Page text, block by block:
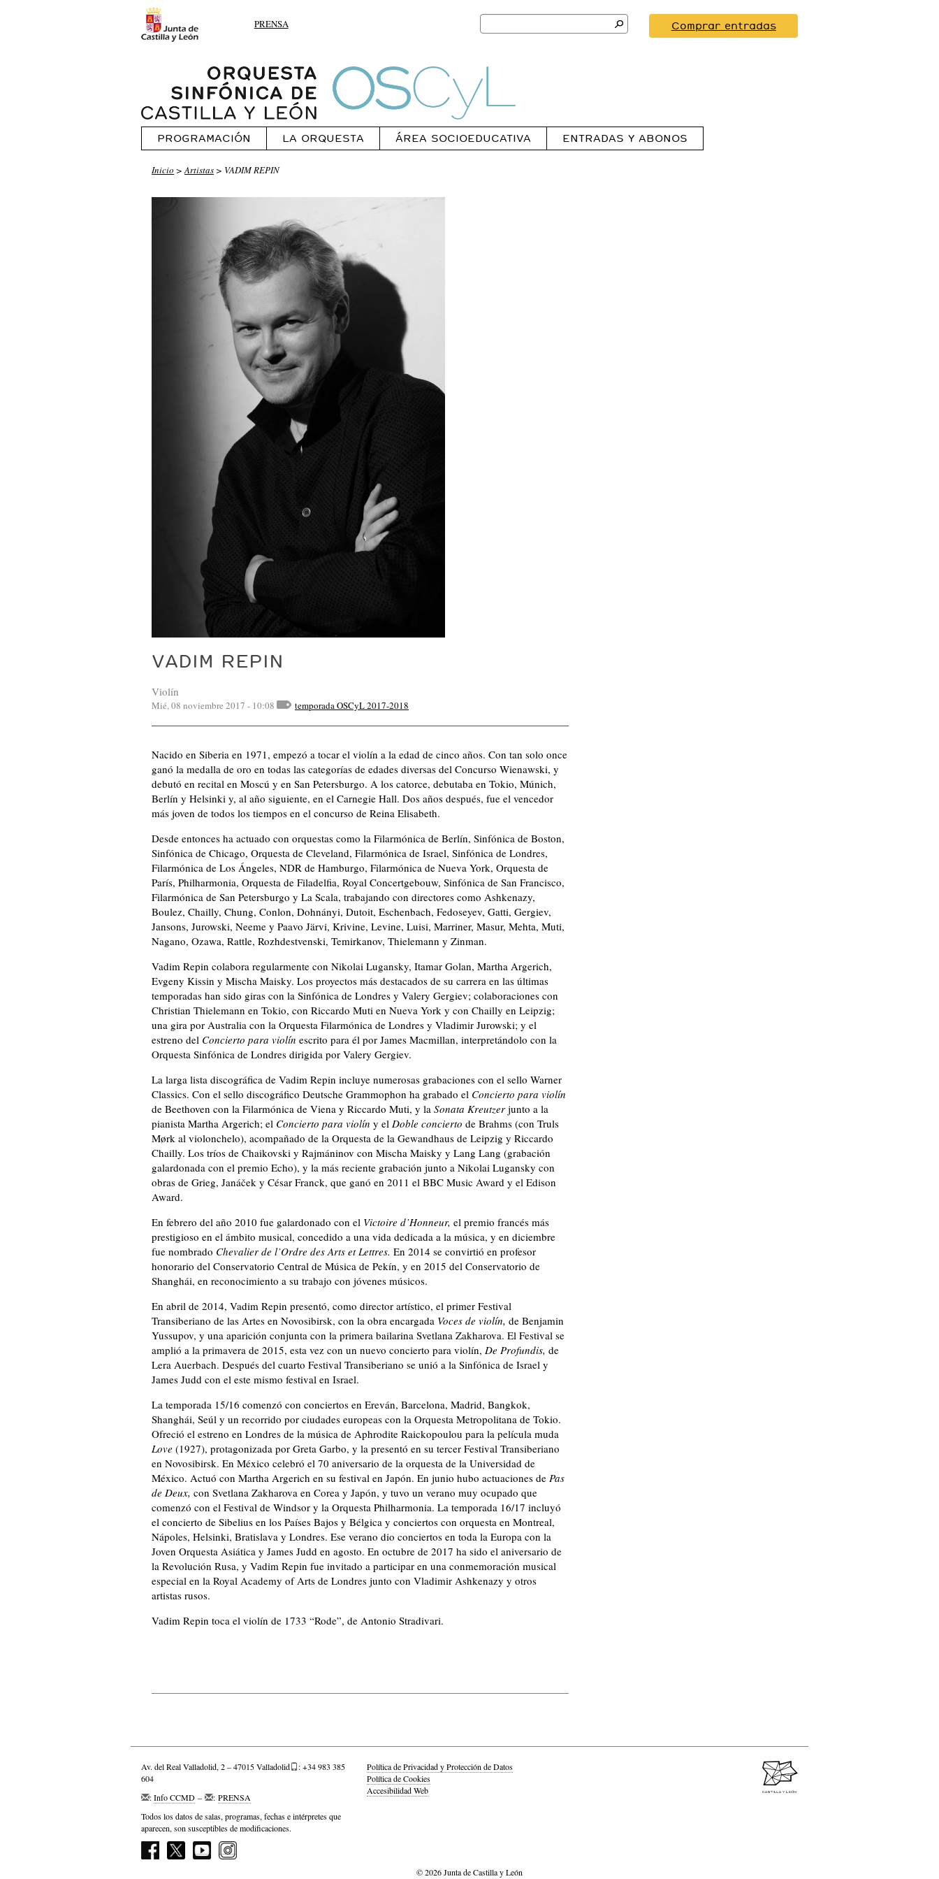
PRENSA
Search
for:
Comprar entradas
PROGRAMACIÓN LA ORQUESTA ÁREA SOCIOEDUCATIVA ENTRADAS Y ABONOS
Inicio > Artistas > VADIM REPIN
VADIM REPIN
Violín
Mié, 08 noviembre 2017 - 10:08 temporada OSCyL 2017-2018
Nacido en Siberia en 1971, empezó a tocar el violín a la edad de cinco años. Con tan solo once
ganó la medalla de oro en todas las categorías de edades diversas del Concurso Wienawski, y
debutó en recital en Moscú y en San Petersburgo. A los catorce, debutaba en Tokio, Múnich,
Berlín y Helsinki y, al año siguiente, en el Carnegie Hall. Dos años después, fue el vencedor
más joven de todos los tiempos en el concurso de Reina Elisabeth.
Desde entonces ha actuado con orquestas como la Filarmónica de Berlín, Sinfónica de Boston,
Sinfónica de Chicago, Orquesta de Cleveland, Filarmónica de Israel, Sinfónica de Londres,
Filarmónica de Los Ángeles, NDR de Hamburgo, Filarmónica de Nueva York, Orquesta de
París, Philharmonia, Orquesta de Filadelfia, Royal Concertgebouw, Sinfónica de San Francisco,
Filarmónica de San Petersburgo y La Scala, trabajando con directores como Ashkenazy,
Boulez, Chailly, Chung, Conlon, Dohnányi, Dutoit, Eschenbach, Fedoseyev, Gatti, Gergiev,
Jansons, Jurowski, Neeme y Paavo Järvi, Krivine, Levine, Luisi, Marriner, Masur, Mehta, Muti,
Nagano, Ozawa, Rattle, Rozhdestvenski, Temirkanov, Thielemann y Zinman.
Vadim Repin colabora regularmente con Nikolai Lugansky, Itamar Golan, Martha Argerich,
Evgeny Kissin y Mischa Maisky. Los proyectos más destacados de su carrera en las últimas
temporadas han sido giras con la Sinfónica de Londres y Valery Gergiev; colaboraciones con
Christian Thielemann en Tokio, con Riccardo Muti en Nueva York y con Chailly en Leipzig;
una gira por Australia con la Orquesta Filarmónica de Londres y Vladimir Jurowski; y el
estreno del Concierto para violín escrito para él por James Macmillan, interpretándolo con la
Orquesta Sinfónica de Londres dirigida por Valery Gergiev.
La larga lista discográfica de Vadim Repin incluye numerosas grabaciones con el sello Warner
Classics. Con el sello discográfico Deutsche Grammophon ha grabado el Concierto para violín
de Beethoven con la Filarmónica de Viena y Riccardo Muti, y la Sonata Kreutzer junto a la
pianista Martha Argerich; el Concierto para violín y el Doble concierto de Brahms (con Truls
Mørk al violonchelo), acompañado de la Orquesta de la Gewandhaus de Leipzig y Riccardo
Chailly. Los tríos de Chaikovski y Rajmáninov con Mischa Maisky y Lang Lang (grabación
galardonada con el premio Echo), y la más reciente grabación junto a Nikolai Lugansky con
obras de Grieg, Janáček y César Franck, que ganó en 2011 el BBC Music Award y el Edison
Award.
En febrero del año 2010 fue galardonado con el Victoire d’Honneur, el premio francés más
prestigioso en el ámbito musical, concedido a una vida dedicada a la música, y en diciembre
fue nombrado Chevalier de l’Ordre des Arts et Lettres. En 2014 se convirtió en profesor
honorario del Conservatorio Central de Música de Pekín, y en 2015 del Conservatorio de
Shanghái, en reconocimiento a su trabajo con jóvenes músicos.
En abril de 2014, Vadim Repin presentó, como director artístico, el primer Festival
Transiberiano de las Artes en Novosibirsk, con la obra encargada Voces de violín, de Benjamin
Yussupov, y una aparición conjunta con la primera bailarina Svetlana Zakharova. El Festival se
amplió a la primavera de 2015, esta vez con un nuevo concierto para violín, De Profundis, de
Lera Auerbach. Después del cuarto Festival Transiberiano se unió a la Sinfónica de Israel y
James Judd con el este mismo festival en Israel.
La temporada 15/16 comenzó con conciertos en Ereván, Barcelona, ​​Madrid, Bangkok,
Shanghái, Seúl y un recorrido por ciudades europeas con la Orquesta Metropolitana de Tokio.
Ofreció el estreno en Londres de la música de Aphrodite Raickopoulou para la película muda
Love (1927), protagonizada por Greta Garbo, y la presentó en su tercer Festival Transiberiano
en Novosibirsk. En México celebró el 70 aniversario de la orquesta de la Universidad de
México. Actuó con Martha Argerich en su festival en Japón. En junio hubo actuaciones de Pas
de Deux, con Svetlana Zakharova en Corea y Japón, y tuvo un verano muy ocupado que
comenzó con el Festival de Windsor y la Orquesta Philharmonia. La temporada 16/17 incluyó
el concierto de Sibelius en los Países Bajos y Bélgica y conciertos con orquesta en Montreal,
Nápoles, Helsinki, Bratislava y Londres. Ese verano dio conciertos en toda la Europa con la
Joven Orquesta Asiática y James Judd en agosto. En octubre de 2017 ha sido el aniversario de
la Revolución Rusa, y Vadim Repin fue invitado a participar en una conmemoración musical
especial en la Royal Academy of Arts de Londres junto con Vladimir Ashkenazy y otros
artistas rusos.
Vadim Repin toca el violín de 1733 “Rode”, de Antonio Stradivari.
Av. del Real Valladolid, 2 – 47015 Valladolid
: +34 983 385
604
:Info CCMD – : PRENSA
Todos los datos de salas, programas, fechas e intérpretes que
aparecen, son susceptibles de modificaciones.
Política de Privacidad y Protección de Datos
Política de Cookies
Accesibilidad Web
© 2026 Junta de Castilla y León